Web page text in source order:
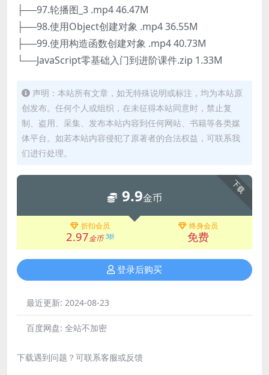
├──97.轮播图_3 .mp4 46.47M
├──98.使用Object创建对象 .mp4 36.55M
├──99.使用构造函数创建对象 .mp4 40.73M
└──JavaScript零基础入门到进阶课件.zip 1.33M
声明：本站所有文章，如无特殊说明或标注，均为本站原
创发布。任何个人或组织，在未征得本站同意时，禁止复
制、盗用、采集、发布本站内容到任何网站、书籍等各类媒
体平台。如若本站内容侵犯了原著者的合法权益，可联系我
们进行处理。
下载
9.9金币
折扣会员
2.97金币 3折
终身会员
免费
登录后购买
最近更新: 2024-08-23
百度网盘: 全站不加密
下载遇到问题？可联系客服或反馈